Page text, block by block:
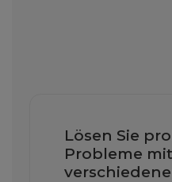
Lösen Sie
Probleme mit